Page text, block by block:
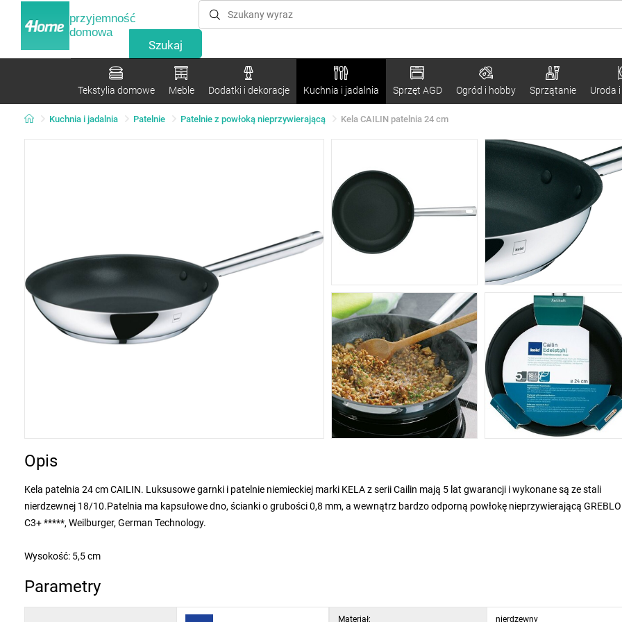
przyjemność
domowa
Tekstylia domowe Meble Dodatki i dekoracje Kuchnia i jadalnia Sprzęt AGD Ogród i hobby Sprzątanie Uroda
Kuchnia i jadalnia Patelnie Patelnie z powłoką nieprzywierającą Kela CAILIN patelnia 24 cm
Opis
Kela patelnia 24 cm CAILIN. Luksusowe garnki i patelnie niemieckiej marki KELA z serii Cailin mają 5 lat gwarancji i wykonane są ze stali
nierdzewnej 18/10.Patelnia ma kapsułowe dno, ścianki o grubości 0,8 mm, a wewnątrz bardzo odporną powłokę nieprzywierającą
C3+ *****, Weilburger, German Technology.
Wysokość: 5,5 cm
Parametry
Materiał: nierdzewny